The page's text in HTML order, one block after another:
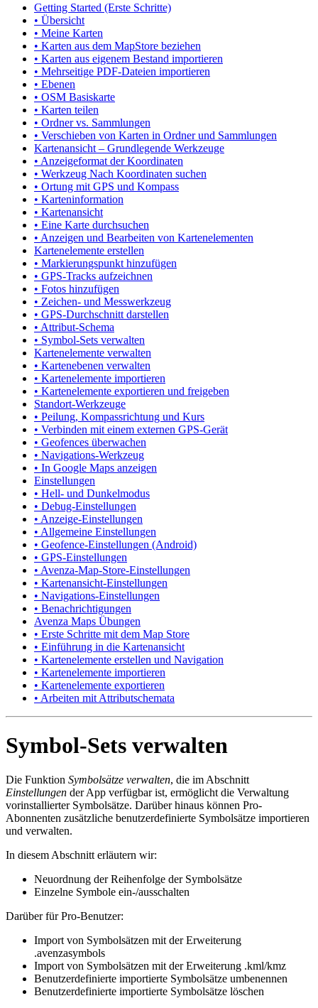
Getting Started (Erste Schritte)
• Übersicht
• Meine Karten
• Karten aus dem MapStore beziehen
• Karten aus eigenem Bestand importieren
• Mehrseitige PDF-Dateien importieren
• Ebenen
• OSM Basiskarte
• Karten teilen
• Ordner vs. Sammlungen
• Verschieben von Karten in Ordner und Sammlungen
Kartenansicht – Grundlegende Werkzeuge
• Anzeigeformat der Koordinaten
• Werkzeug Nach Koordinaten suchen
• Ortung mit GPS und Kompass
• Karteninformation
• Kartenansicht
• Eine Karte durchsuchen
• Anzeigen und Bearbeiten von Kartenelementen
Kartenelemente erstellen
• Markierungspunkt hinzufügen
• GPS-Tracks aufzeichnen
• Fotos hinzufügen
• Zeichen- und Messwerkzeug
• GPS-Durchschnitt darstellen
• Attribut-Schema
• Symbol-Sets verwalten
Kartenelemente verwalten
• Kartenebenen verwalten
• Kartenelemente importieren
• Kartenelemente exportieren und freigeben
Standort-Werkzeuge
• Peilung, Kompassrichtung und Kurs
• Verbinden mit einem externen GPS-Gerät
• Geofences überwachen
• Navigations-Werkzeug
• In Google Maps anzeigen
Einstellungen
• Hell- und Dunkelmodus
• Debug-Einstellungen
• Anzeige-Einstellungen
• Allgemeine Einstellungen
• Geofence-Einstellungen (Android)
• GPS-Einstellungen
• Avenza-Map-Store-Einstellungen
• Kartenansicht-Einstellungen
• Navigations-Einstellungen
• Benachrichtigungen
Avenza Maps Übungen
• Erste Schritte mit dem Map Store
• Einführung in die Kartenansicht
• Kartenelemente erstellen und Navigation
• Kartenelemente importieren
• Kartenelemente exportieren
• Arbeiten mit Attributschemata
Symbol-Sets verwalten
Die Funktion Symbolsätze verwalten, die im Abschnitt
Einstellungen der App verfügbar ist, ermöglicht die Verwaltung
vorinstallierter Symbolsätze. Darüber hinaus können Pro-
Abonnenten zusätzliche benutzerdefinierte Symbolsätze importieren
und verwalten.
In diesem Abschnitt erläutern wir:
Neuordnung der Reihenfolge der Symbolsätze
Einzelne Symbole ein-/ausschalten
Darüber für Pro-Benutzer:
Import von Symbolsätzen mit der Erweiterung
.avenzasymbols
Import von Symbolsätzen mit der Erweiterung .kml/kmz
Benutzerdefinierte importierte Symbolsätze umbenennen
Benutzerdefinierte importierte Symbolsätze löschen